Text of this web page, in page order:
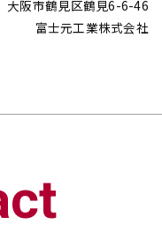
大阪市鶴見区鶴見6-6-46
富士元工業株式会社